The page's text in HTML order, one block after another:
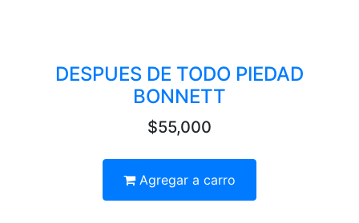
DESPUES DE TODO PIEDAD
BONNETT
$55,000
Agregar a carro